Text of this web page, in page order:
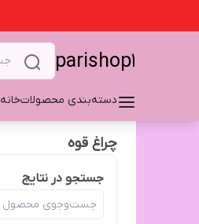
parishop1
دسته‌بندی محصولاتخانه
چراغ قوه
جستجو در نتایج